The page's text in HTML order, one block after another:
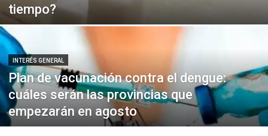
tiempo?
INTERÉS GENERAL
Plan de vacunación contra el dengue:
cuáles serán las provincias que
empezarán en agosto